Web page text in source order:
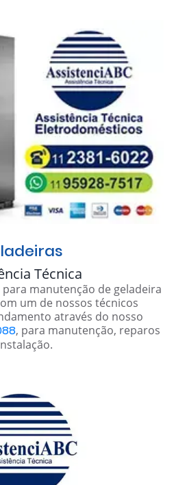
Técnica
manutenção de geladeira
um de nossos técnicos
através do nosso
, para manutenção, reparos